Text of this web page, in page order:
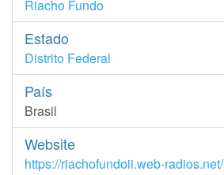
Riacho Fundo
Estado
Distrito Federal
País
Brasil
Website
https://riachofundoii.web-radios.net/